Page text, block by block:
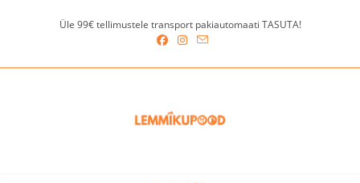
Üle 99€ tellimustele transport pakiautomaati TASUTA!